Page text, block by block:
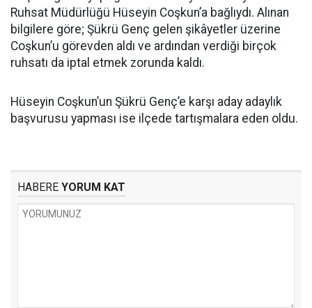
Ruhsat Müdürlüğü Hüseyin Coşkun’a bağlıydı. Alınan
bilgilere göre; Şükrü Genç gelen şikâyetler üzerine
Coşkun’u görevden aldı ve ardından verdiği birçok
ruhsatı da iptal etmek zorunda kaldı.
Hüseyin Coşkun’un Şükrü Genç’e karşı aday adaylık
başvurusu yapması ise ilçede tartışmalara eden oldu.
HABERE YORUM KAT